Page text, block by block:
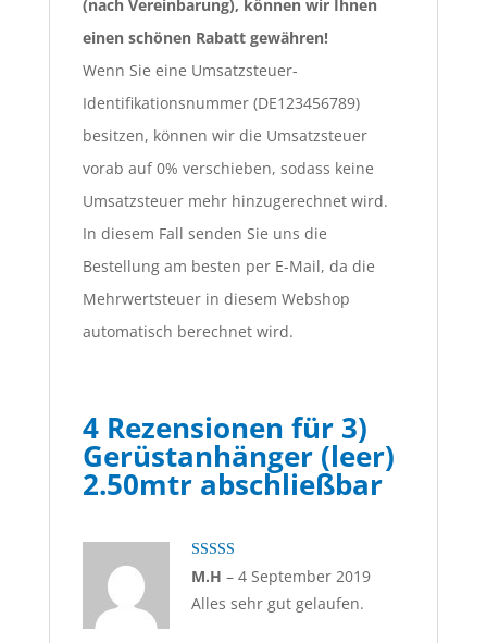
(nach Vereinbarung), können wir Ihnen
einen schönen Rabatt gewähren!
Wenn Sie eine Umsatzsteuer-
Identifikationsnummer (DE123456789)
besitzen, können wir die Umsatzsteuer
vorab auf 0% verschieben, sodass keine
Umsatzsteuer mehr hinzugerechnet wird.
In diesem Fall senden Sie uns die
Bestellung am besten per E-Mail, da die
Mehrwertsteuer in diesem Webshop
automatisch berechnet wird.
4 Rezensionen für 3)
Gerüstanhänger (leer)
2.50mtr abschließbar
Bewertet mit
5von 5
M.H – 4 September 2019
Alles sehr gut gelaufen.